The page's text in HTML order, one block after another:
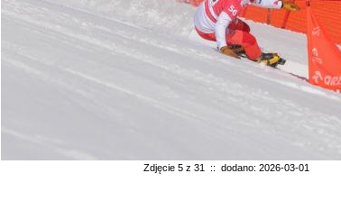
Zdjęcie 5 z 31 :: dodano: 2026-03-01